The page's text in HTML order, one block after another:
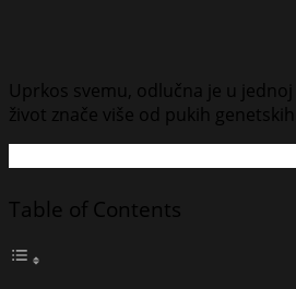
Uprkos svemu, odlučna je u
život znače više od pukih
Table of Contents